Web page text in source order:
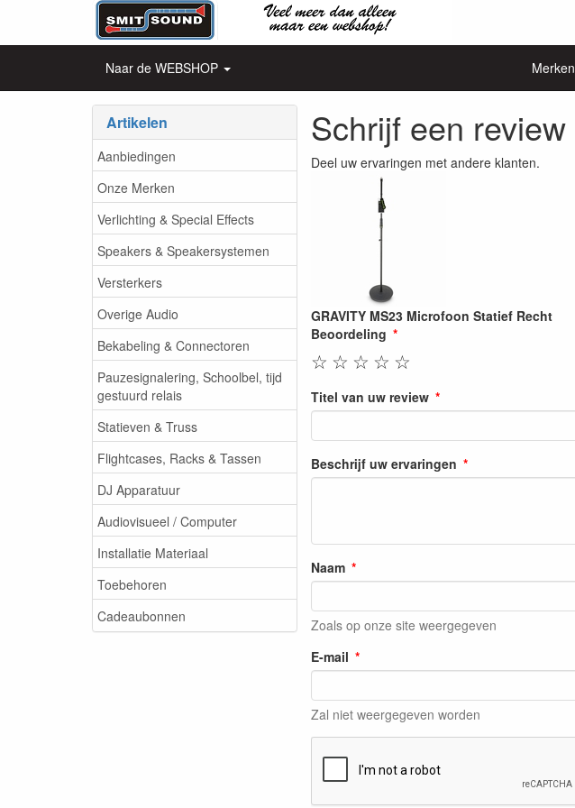
Naar de WEBSHOP Merken
Artikelen
Aanbiedingen
Onze Merken
Verlichting & Special Effects
Speakers & Speakersystemen
Versterkers
Overige Audio
Bekabeling & Connectoren
Pauzesignalering, Schoolbel, tijd
gestuurd relais
Statieven & Truss
Flightcases, Racks & Tassen
DJ Apparatuur
Audiovisueel / Computer
Installatie Materiaal
Toebehoren
Cadeaubonnen
Schrijf een review
Deel uw ervaringen met andere klanten.
GRAVITY MS23 Microfoon Statief Recht
Beoordeling
☆
☆
☆
☆
☆
Titel van uw review
Beschrijf uw ervaringen
Naam
Zoals op onze site weergegeven
E-mail
Zal niet weergegeven worden